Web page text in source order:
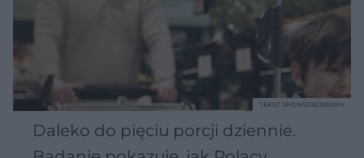
Daleko do pięciu porcji dziennie.
TEKST SPONSOROWANY